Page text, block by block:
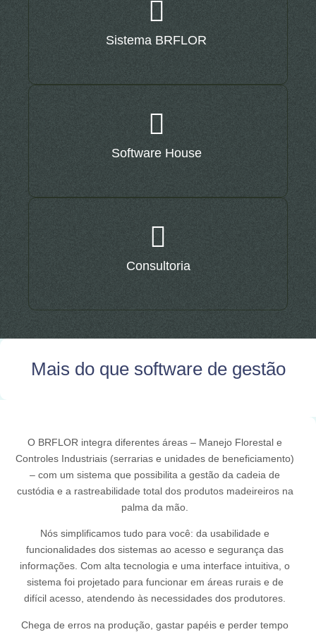
Sistema BRFLOR
Software House
Consultoria
Mais do que software de gestão
O BRFLOR integra diferentes áreas – Manejo Florestal e
Controles Industriais (serrarias e unidades de beneficiamento)
– com um sistema que possibilita a gestão da cadeia de
custódia e a rastreabilidade total dos produtos madeireiros na
palma da mão.
Nós simplificamos tudo para você: da usabilidade e
funcionalidades dos sistemas ao acesso e segurança das
informações. Com alta tecnologia e uma interface intuitiva, o
sistema foi projetado para funcionar em áreas rurais e de
difícil acesso, atendendo às necessidades dos produtores.
Chega de erros na produção, gastar papéis e perder tempo